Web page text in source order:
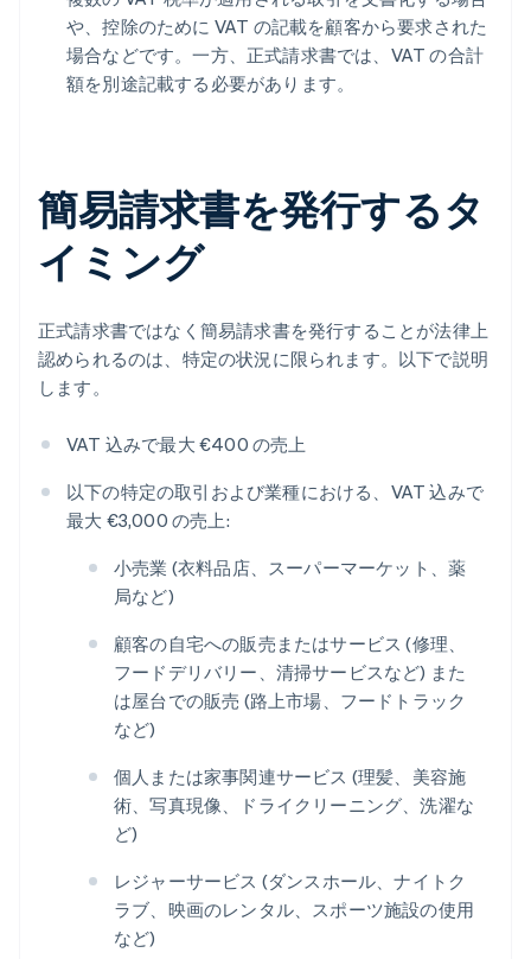
や、控除のために VAT の記載を顧客から要求された
場合などです。一方、正式請求書では、VAT の合計
額を別途記載する必要があります。
簡易請求書を発行するタ
イミング
正式請求書ではなく簡易請求書を発行することが法律上
認められるのは、特定の状況に限られます。以下で説明
します。
VAT 込みで最大 €400 の売上
以下の特定の取引および業種における、VAT 込みで
最大 €3,000 の売上:
小売業 (衣料品店、スーパーマーケット、薬
局など)
顧客の自宅への販売またはサービス (修理、
フードデリバリー、清掃サービスなど) また
は屋台での販売 (路上市場、フードトラック
など)
個人または家事関連サービス (理髪、美容施
術、写真現像、ドライクリーニング、洗濯な
ど)
レジャーサービス (ダンスホール、ナイトク
ラブ、映画のレンタル、スポーツ施設の使用
など)